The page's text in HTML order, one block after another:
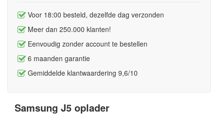
Voor 18:00 besteld, dezelfde dag verzonden
Meer dan 250.000 klanten!
Eenvoudig zonder account te bestellen
6 maanden garantie
Gemiddelde klantwaardering 9,6/10
Samsung J5 oplader